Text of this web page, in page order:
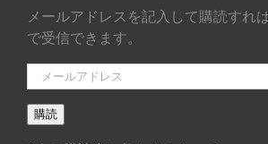
メールアドレスを記入して購読すれ
で受信できます。
ー
ル
購読